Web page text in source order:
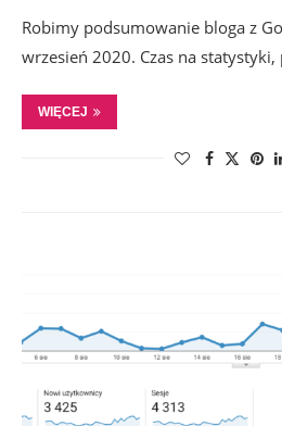
Robimy podsumowanie bloga z
wrzesień 2020. Czas na
WIĘCEJ